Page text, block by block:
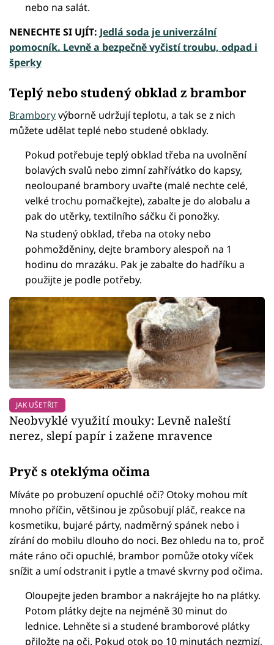
nebo na salát.
NENECHTE SI UJÍT: Jedlá soda je univerzální
pomocník. Levně a bezpečně vyčistí troubu, odpad i
šperky
Teplý nebo studený obklad z brambor
Bramboryvýborně udržují teplotu, a tak se z nich
můžete udělat teplé nebo studené obklady.
Pokud potřebuje teplý obklad třeba na uvolnění
bolavých svalů nebo zimní zahřívátko do kapsy,
neoloupané brambory uvařte (malé nechte celé,
velké trochu pomačkejte), zabalte je do alobalu a
pak do utěrky, textilního sáčku či ponožky.
Na studený obklad, třeba na otoky nebo
pohmožděniny, dejte brambory alespoň na 1
hodinu do mrazáku. Pak je zabalte do hadříku a
použijte je podle potřeby.
JAK UŠETŘIT
Neobvyklé využití mouky: Levně naleští
nerez, slepí papír i zažene mravence
Pryč s oteklýma očima
Míváte po probuzení opuchlé oči? Otoky mohou mít
mnoho příčin, většinou je způsobují pláč, reakce na
kosmetiku, bujaré párty, nadměrný spánek nebo i
zírání do mobilu dlouho do noci. Bez ohledu na to, proč
máte ráno oči opuchlé, brambor pomůže otoky víček
snížit a umí odstranit i pytle a tmavé skvrny pod očima.
Oloupejte jeden brambor a nakrájejte ho na plátky.
Potom plátky dejte na nejméně 30 minut do
lednice. Lehněte si a studené bramborové plátky
přiložte na oči. Pokud otok po 10 minutách nezmizí,